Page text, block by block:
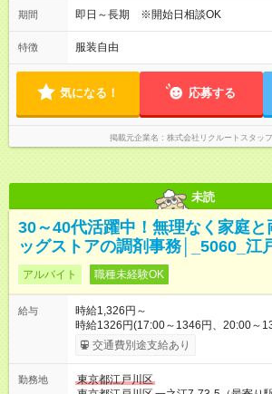
期間 即日～長期 ※開始日相談OK
特徴 服装自由
気になる！ 応募する
掲載元企業名 株式会社リクルートスタッ
未読
30～40代活躍中！無理なく家庭と
ッグストアの調剤事務│_5060_江
アルバイト 職種未経験OK
給与
時給1,326円～
時給1326円(17:00～1346円、20:00～
※深夜割増含む※研修期間3ヶ月以降、
あり 社内試験合格後、時給＋50～100
変わりません。 【試用期間】試用期間あり 試用期間の長さ：3
交通費別途支給あり
勤務地
東京都江戸川区